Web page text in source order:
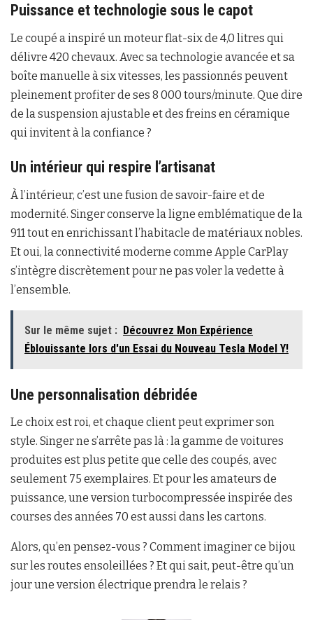
Puissance et technologie sous le capot
Le coupé a inspiré un moteur flat-six de 4,0 litres qui
délivre 420 chevaux. Avec sa technologie avancée et sa
boîte manuelle à six vitesses, les passionnés peuvent
pleinement profiter de ses 8 000 tours/minute. Que dire
de la suspension ajustable et des freins en céramique
qui invitent à la confiance ?
Un intérieur qui respire l’artisanat
À l’intérieur, c’est une fusion de savoir-faire et de
modernité. Singer conserve la ligne emblématique de la
911 tout en enrichissant l’habitacle de matériaux nobles.
Et oui, la connectivité moderne comme Apple CarPlay
s’intègre discrètement pour ne pas voler la vedette à
l’ensemble.
Sur le même sujet : Découvrez Mon Expérience
Éblouissante lors d'un Essai du Nouveau Tesla Model Y!
Une personnalisation débridée
Le choix est roi, et chaque client peut exprimer son
style. Singer ne s’arrête pas là : la gamme de voitures
produites est plus petite que celle des coupés, avec
seulement 75 exemplaires. Et pour les amateurs de
puissance, une version turbocompressée inspirée des
courses des années 70 est aussi dans les cartons.
Alors, qu’en pensez-vous ? Comment imaginer ce bijou
sur les routes ensoleillées ? Et qui sait, peut-être qu’un
jour une version électrique prendra le relais ?